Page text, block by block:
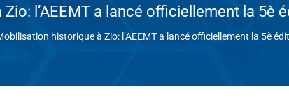
l’AEEMT a lancé officiellement la 5è
historique à Zio: l’AEEMT a lancé officiellement la 5è